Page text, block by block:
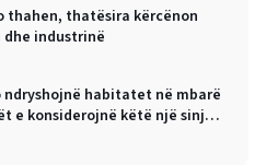
thahen, thatësira kërcënon
industrinë
ndryshojnë habitatet në mbarë
e konsiderojnë këtë një sinjal